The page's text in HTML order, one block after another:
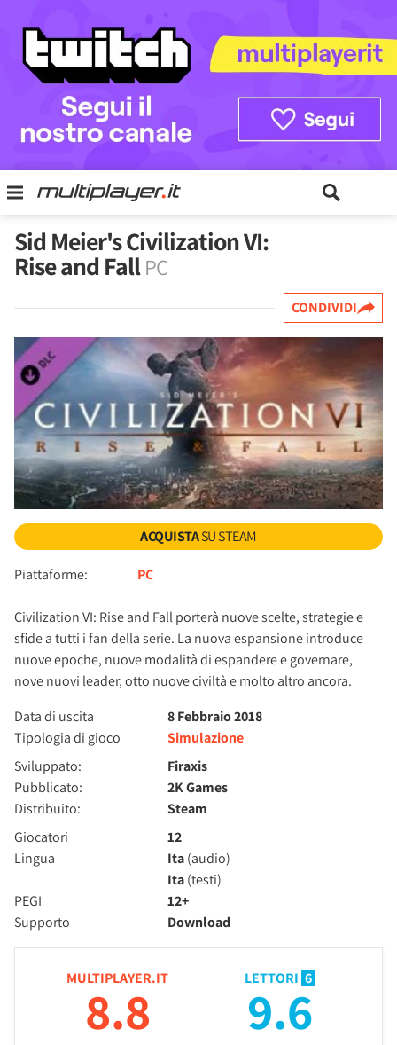
Sid Meier's Civilization VI:
Rise and FallPC
CONDIVIDI
ACQUISTASU STEAM
Piattaforme: PC
Civilization VI: Rise and Fall porterà nuove scelte, strategie e
sfide a tutti i fan della serie. La nuova espansione introduce
nuove epoche, nuove modalità di espandere e governare,
nove nuovi leader, otto nuove civiltà e molto altro ancora.
Data di uscita
8 Febbraio 2018
Tipologia di gioco
Simulazione
Sviluppato:
Firaxis
Pubblicato:
2K Games
Distribuito:
Steam
Giocatori
12
Lingua
Ita(audio)
Ita(testi)
PEGI
12+
Supporto
Download
MULTIPLAYER.IT
8.8
LETTORI 6
9.6